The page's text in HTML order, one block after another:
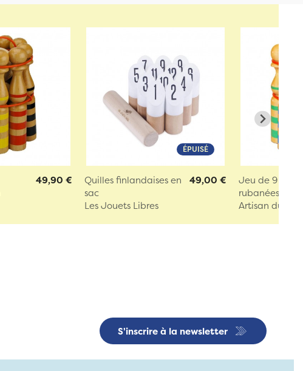
49,90 €
ÉPUISÉ
Quilles finlandaises en
sac
Les Jouets Libres
49,00 €
Jeu de 9
rubanées 30
Artisan du
S'inscrire à la newsletter